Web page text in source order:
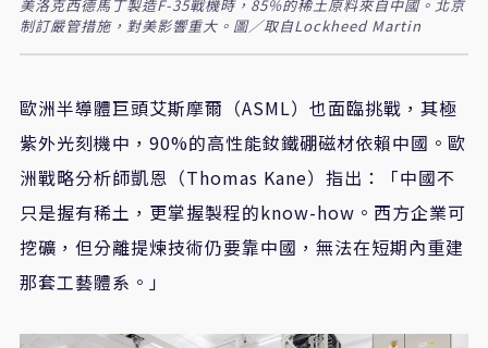
美洛克西德馬丁製造F-35戰機時，85%的稀土原料來自中國。北京
制訂嚴管措施，對美影響重大。圖／取自Lockheed Martin
歐洲半導體巨頭艾斯摩爾（ASML）也面臨挑戰，其極
紫外光刻機中，90%的高性能釹鐵硼磁材依賴中國。歐
洲戰略分析師凱恩（Thomas Kane）指出：「中國不
只是握有稀土，更掌握製程的know-how。西方企業可
挖礦，但分離提煉技術仍要靠中國，無法在短期內重建
那套工藝體系。」